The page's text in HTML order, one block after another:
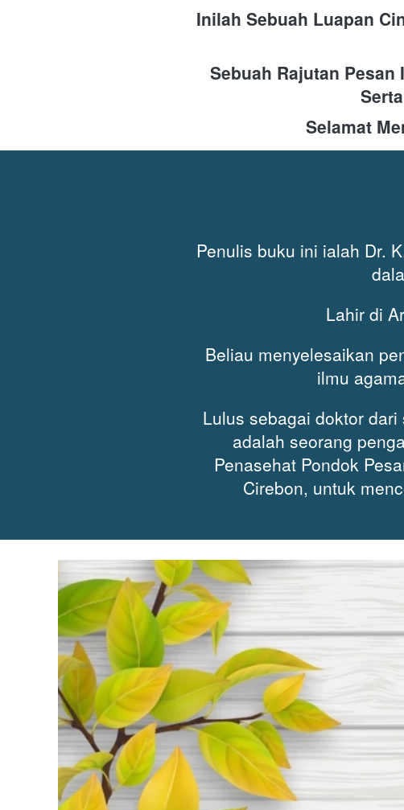
Inilah Sebuah Luapan
Sebuah Rajutan Pesan
Selamat
Penulis buku ini ialah Dr.
Lahir di
Beliau menyelesaikan
ilmu
Lulus sebagai doktor
adalah seorang
Penasehat Pondok
Cirebon, untuk